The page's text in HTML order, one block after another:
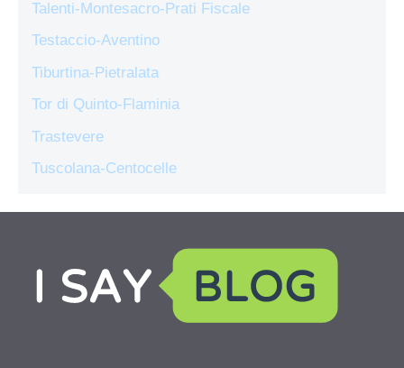
Talenti-Montesacro-Prati Fiscale
Testaccio-Aventino
Tiburtina-Pietralata
Tor di Quinto-Flaminia
Trastevere
Tuscolana-Centocelle